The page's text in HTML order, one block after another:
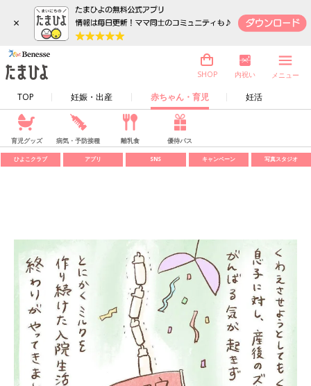
×
TOP 妊娠・出産 赤ちゃん・育児 妊活
SHOP 内祝い メニュー
育児グッズ 病気・予防接種 離乳食 優待パス
ひよこクラブ アプリ SNS キャンペーン 写真スタジオ